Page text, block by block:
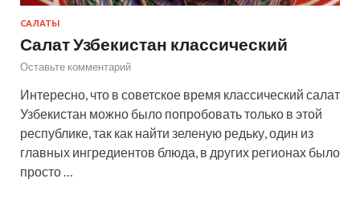
САЛАТЫ
Салат Узбекистан классический
Оставьте комментарий
Интересно, что в советское время классический салат
Узбекистан можно было попробовать только в этой
республике, так как найти зеленую редьку, один из
главных ингредиентов блюда, в других регионах было
просто …